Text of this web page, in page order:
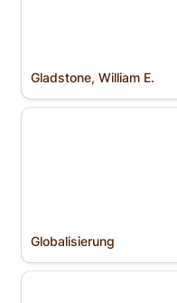
Gladstone, William E.
Globalisierung
Globalisierung
GMOs